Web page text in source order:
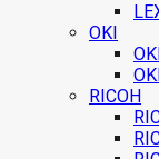
OKI
RICOH